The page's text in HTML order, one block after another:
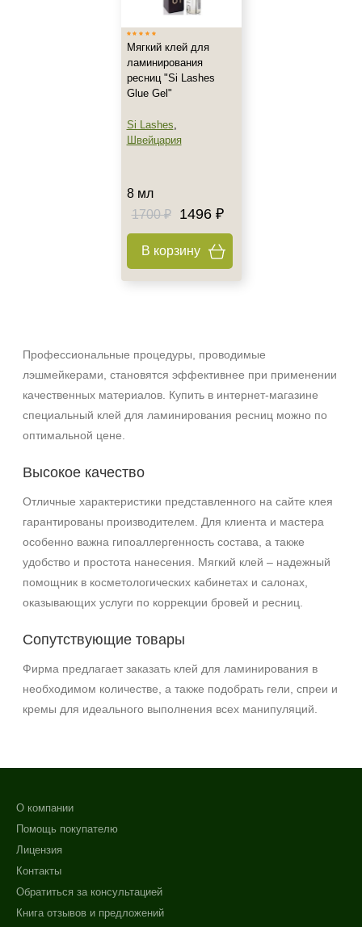
Мягкий клей для
ламинирования
ресниц "Si Lashes
Glue Gel"
Si Lashes,
Швейцария
8 мл
1700 ₽
1496 ₽
В корзину
Профессиональные процедуры, проводимые
лэшмейкерами, становятся эффективнее при применении
качественных материалов. Купить в интернет-магазине
специальный клей для ламинирования ресниц можно по
оптимальной цене.
Высокое качество
Отличные характеристики представленного на сайте клея
гарантированы производителем. Для клиента и мастера
особенно важна гипоаллергенность состава, а также
удобство и простота нанесения. Мягкий клей – надежный
помощник в косметологических кабинетах и салонах,
оказывающих услуги по коррекции бровей и ресниц.
Сопутствующие товары
Фирма предлагает заказать клей для ламинирования в
необходимом количестве, а также подобрать гели, спреи и
кремы для идеального выполнения всех манипуляций.
О компании
Помощь покупателю
Лицензия
Контакты
Обратиться за консультацией
Книга отзывов и предложений
Не показывать предложение о консультации
+7 (495) 640-58-89
+7 (929) 933-09-89